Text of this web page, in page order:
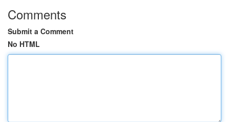
Comments
Submit a Comment
No HTML